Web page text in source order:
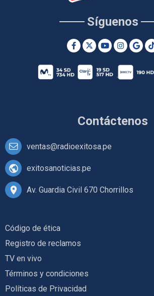
Contáctenos
ventas@radioexitosa.pe
exitosanoticias.pe
Av. Guardia Civil 670 Chorrillos
Síguenos
Código de ética
Registro de reclamos
TV en vivo
Términos y condiciones
Políticas de Privacidad